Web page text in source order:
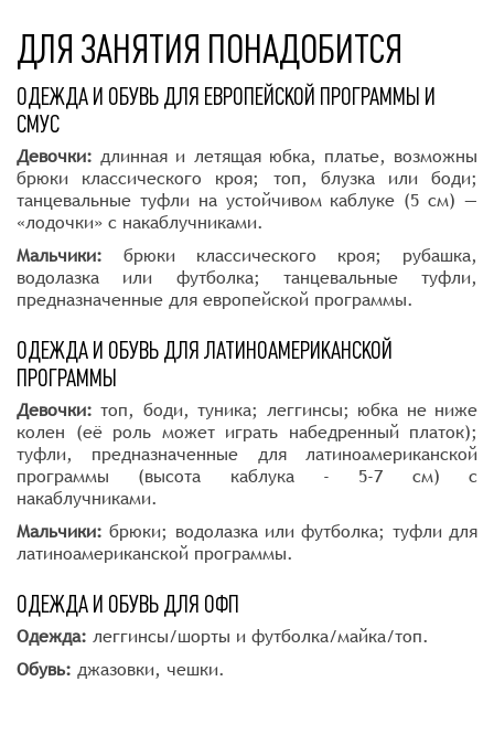
дарят уверенность в себе в любой ситуации.
Мы обучаем спортивным бальным танцам детей с 4-х
до 15 лет, после чего они могут перейти на взрослые
программы.
В спортивных бальных танцах предусмотрено три
танцевальные программы: латиноамериканская,
европейский стандарт и американский смус. Все танцы
и подход к их изучению адаптированы в зависимости
Помимо танцевальных программ предусмотрены также
дополнительные дисциплины — такие, как диско-
подготовка (ОФП). На ОФП дети выполняют комплексы
упражнений для постановки корпуса, развития разных
групп мышц, пластики и гибкости. Также
преподаватели проводят специальный конкурсный
тренинг, который представляет собой приближенную к
условиям конкурса тренировку танцевальных
композиций и незаменим в подготовке к
соревнованиям.
ДЛЯ ЗАНЯТИЯ ПОНАДОБИТСЯ
ОДЕЖДА И ОБУВЬ ДЛЯ ЕВРОПЕЙСКОЙ ПРОГРАММЫ И
СМУС
Девочки: длинная и летящая юбка, платье, возможны
брюки классического кроя; топ, блузка или боди;
танцевальные туфли на устойчивом каблуке (5 см) —
«лодочки» с накаблучниками.
Мальчики: брюки классического кроя; рубашка,
водолазка или футболка; танцевальные туфли,
предназначенные для европейской программы.
ОДЕЖДА И ОБУВЬ ДЛЯ ЛАТИНОАМЕРИКАНСКОЙ
ПРОГРАММЫ
Девочки: топ, боди, туника; леггинсы; юбка не ниже
колен (её роль может играть набедренный платок);
туфли, предназначенные для латиноамериканской
программы (высота каблука - 5-7 см) с
накаблучниками.
Мальчики: брюки; водолазка или футболка; туфли для
латиноамериканской программы.
ОДЕЖДА И ОБУВЬ ДЛЯ ОФП
Одежда: леггинсы/шорты и футболка/майка/топ.
Обувь: джазовки, чешки.